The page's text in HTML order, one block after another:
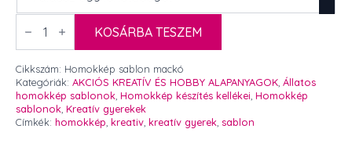
1
225 Ft
Homokkép
sablon
méretben
–
CSAK
SABLON!
mennyiség
KOSÁRBA TESZEM
Cikkszám: Homokkép sablon mackó
Kategóriák: AKCIÓS KREATÍV ÉS HOBBY ALAPANYAGOK, Állatos
homokkép sablonok, Homokkép készítés kellékei, Homokkép
sablonok, Kreatív gyerekek
Címkék: homokkép, kreativ, kreatív gyerek, sablon